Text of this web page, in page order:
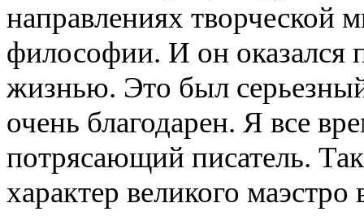
направлениях творческой
философии. И он оказался
жизнью. Это был
очень благодарен. Я все
потрясающий писатель.
характер великого